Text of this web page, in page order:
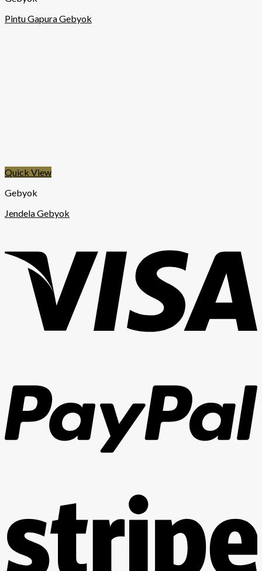
Pintu Gapura Gebyok
Quick View
Gebyok
Jendela Gebyok